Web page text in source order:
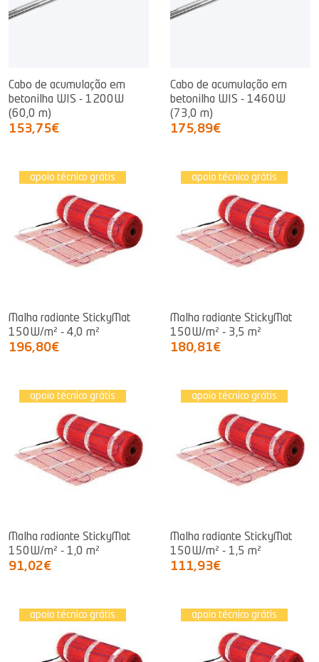
Cabo de acumulação em
betonilha WIS - 1200W
(60,0 m)
153,75€
Cabo de acumulação em
betonilha WIS - 1460W
(73,0 m)
175,89€
apoio técnico grátis
Malha radiante StickyMat
150W/m² - 4,0 m²
196,80€
apoio técnico grátis
Malha radiante StickyMat
150W/m² - 3,5 m²
180,81€
apoio técnico grátis
Malha radiante StickyMat
150W/m² - 1,0 m²
91,02€
apoio técnico grátis
Malha radiante StickyMat
150W/m² - 1,5 m²
111,93€
apoio técnico grátis apoio técnico grátis